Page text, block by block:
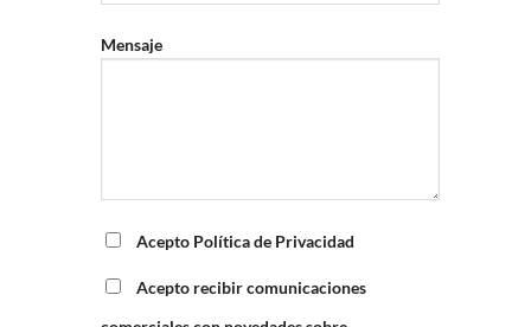
Mensaje
Acepto Política de Privacidad
Acepto recibir comunicaciones